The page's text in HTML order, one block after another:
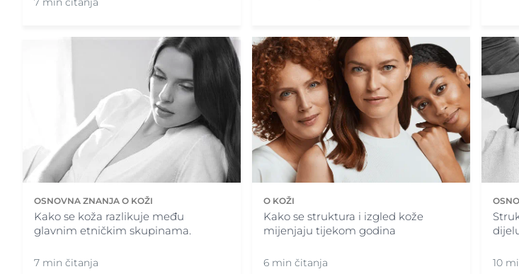
OSNOVNA ZNANJA O KOŽI
Kako se koža razlikuje među
glavnim etničkim skupinama.
7 min čitanja
O KOŽI
Kako se struktura i izgled kože
mijenjaju tijekom godina
6 min čitanja 10